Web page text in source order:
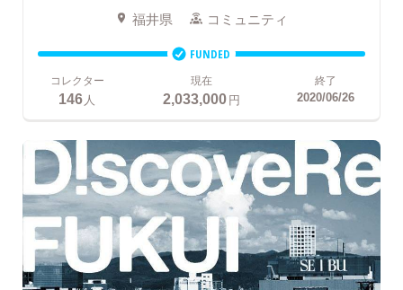
福井県 コミュニティ
FUNDED
コレクター
146人
現在
2,033,000円
終了
2020/06/26